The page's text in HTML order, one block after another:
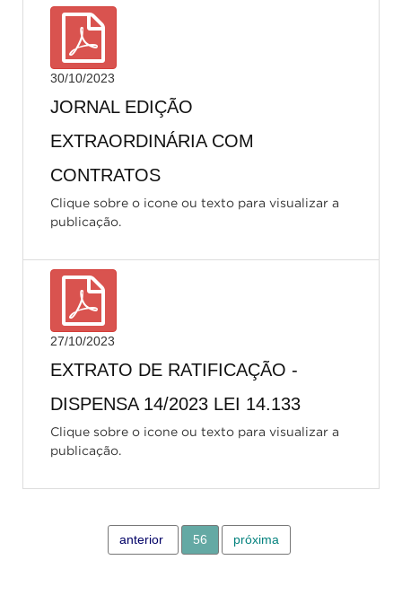
30/10/2023
JORNAL EDIÇÃO
EXTRAORDINÁRIA COM
CONTRATOS
Clique sobre o icone ou texto para visualizar a
publicação.
27/10/2023
EXTRATO DE RATIFICAÇÃO -
DISPENSA 14/2023 LEI 14.133
Clique sobre o icone ou texto para visualizar a
publicação.
anterior 56 próxima